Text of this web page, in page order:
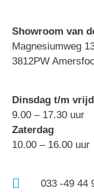
Showroom van
Magnesiumweg
3812PW
Dinsdag t/m
9.00 – 17.30 uur
Zaterdag
10.00 – 16.00 uur
033 -49 44